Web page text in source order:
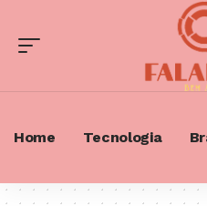
Home Tecnologia